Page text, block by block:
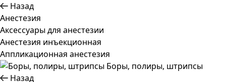
Назад
Анестезия
Аксессуары для анестезии
Анестезия инъекционная
Аппликационная анестезия
Боры, полиры, штрипсы
Назад